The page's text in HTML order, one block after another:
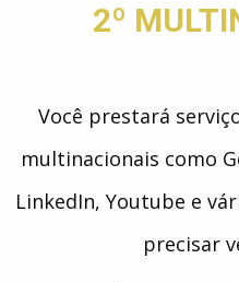
2º
Você prestará
multinacionais como
LinkedIn, Youtube e
precisar